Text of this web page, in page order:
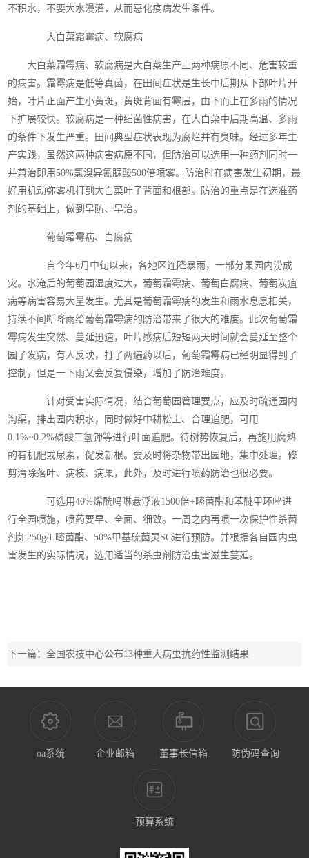
不积水，不要大水漫灌，从而恶化疫病发生条件。
大白菜霜霉病、软腐病
大白菜霜霉病、软腐病是大白菜生产上两种病原不同、危害较重
的病害。霜霉病是低等真菌，在田间症状是生长中后期从下部叶片开
始，叶片正面产生小黄斑，黄斑背面有霉层，由下而上在多雨的情况
下扩展较快。软腐病是一种细菌性病害，在大白菜中后期高温、多雨
的条件下发生严重。田间典型症状表现为腐烂并有臭味。经过多年生
产实践，虽然这两种病害病原不同，但防治可以选用一种药剂同时一
并兼治即用50%氯溴异氰脲酸500倍喷雾。防治时在病害发生初期，最
好用机动弥雾机打到大白菜叶子背面和根部。防治的重点是在选准药
剂的基础上，做到早防、早治。
葡萄霜霉病、白腐病
自今年6月中旬以来，各地区连降暴雨，一部分果园内涝成
灾。水淹后的葡萄园湿度过大，葡萄霜霉病、葡萄白腐病、葡萄炭疽
病等病害容易大量发生。尤其是葡萄霜霉病的发生和雨水息息相关，
持续不间断降雨给葡萄霜霉病的防治带来了很大的难度。此次葡萄霜
霉病发生突然、蔓延迅速，叶片感病后短短两天时间就会蔓延至整个
园子发病，有人反映，打了两遍药以后，葡萄霜霉病已经明显得到了
控制，但是一下雨又会反复侵染，增加了防治难度。
针对受害实际情况，结合葡萄园管理要点，应及时疏通园内
沟渠，排出园内积水，同时做好中耕松土、合理追肥，可用
0.1%~0.2%磷酸二氢钾等进行叶面追肥。待树势恢复后，再施用腐熟
的有机肥或尿素，促发新根。要及时将杂物带出园地，集中处理。修
剪清除落叶、病枝、病果，此外，及时进行喷药防治也很必要。
可选用40%烯酰吗啉悬浮液1500倍+嘧菌酯和苯醚甲环唑进
行全园喷施，喷药要早、全面、细致。一周之内再喷一次保护性杀菌
剂如250g/L嘧菌酯、50%甲基硫菌灵SC进行预防。并根据各自园内虫
害发生的实际情况，选用适当的杀虫剂防治虫害滋生蔓延。
下一篇：全国农技中心公布13种重大病虫抗药性监测结果
oa系统 企业邮箱 董事长信箱 防伪码查询
预算系统